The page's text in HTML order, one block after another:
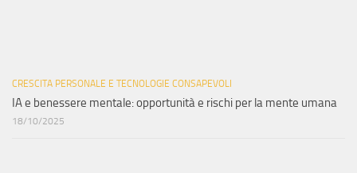
CRESCITA PERSONALE E TECNOLOGIE CONSAPEVOLI
IA e benessere mentale: opportunità e rischi per la mente umana
18/10/2025